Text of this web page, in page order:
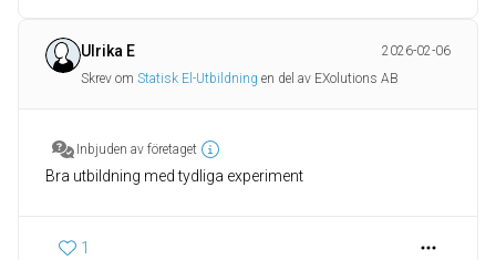
Ulrika E
2026-02-06
Skrev om Statisk El-Utbildning en del av EXolutions AB
Inbjuden av företaget
Bra utbildning med tydliga experiment
1